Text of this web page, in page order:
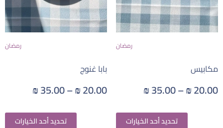
رمضان
مكابيس
20.00
₪
–
35.00
₪
تحديد أحد الخيارات
رمضان
بابا غنوج
20.00
₪
–
35.00
₪
تحديد أحد الخيارات